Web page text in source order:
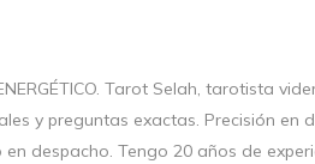
Tarot Selah, tarotista
y preguntas exactas. Precisión en
despacho. Tengo 20 años de